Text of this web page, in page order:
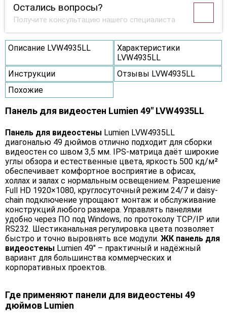
Остались вопросы?
Получите консультацию нашего специалиста
Описание LVW4935LL
Характеристики
LVW4935LL
Инструкции
Отзывы LVW4935LL
Похожие
Панель для видеостен Lumien 49" LVW4935LL
Панель для видеостены Lumien LVW4935LL
диагональю 49 дюймов отлично подходит для сборки
видеостен со швом 3,5 мм. IPS-матрица даёт широкие
углы обзора и естественные цвета, яркость 500 кд/м²
обеспечивает комфортное восприятие в офисах,
холлах и залах с нормальным освещением. Разрешение
Full HD 1920×1080, круглосуточный режим 24/7 и daisy-
chain подключение упрощают монтаж и обслуживание
конструкций любого размера. Управлять панелями
удобно через ПО под Windows, по протоколу TCP/IP или
RS232. Шестиканальная регулировка цвета позволяет
быстро и точно выровнять все модули. ЖК панель для
видеостены Lumien 49" – практичный и надёжный
вариант для большинства коммерческих и
корпоративных проектов.
Где применяют панели для видеостены 49
дюймов Lumien